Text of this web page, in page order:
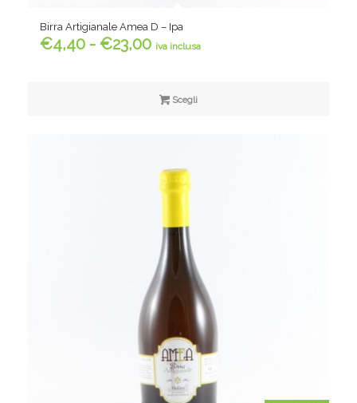
Birra Artigianale Amea D – Ipa
€4,40 - €23,00Fascia
da
iva inclusa
Scegli